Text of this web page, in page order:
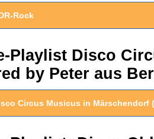
Rock
Playlist Disco
by Peter aus
Circus Musicus in Märschendorf